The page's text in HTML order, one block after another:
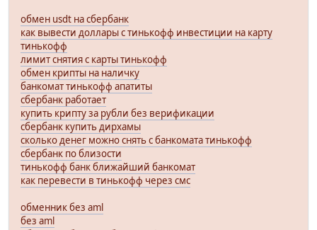
обмен usdt на сбербанк
как вывести доллары с тинькофф инвестиции на карту
тинькофф
лимит снятия с карты тинькофф
обмен крипты на наличку
банкомат тинькофф апатиты
сбербанк работает
купить крипту за рубли без верификации
сбербанк купить дирхамы
сколько денег можно снять с банкомата тинькофф
сбербанк по близости
тинькофф банк ближайший банкомат
как перевести в тинькофф через смс
обменник без aml
без aml